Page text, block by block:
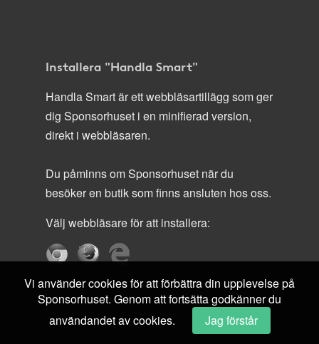
Installera "Handla Smart"
Handla Smart är ett webbläsartillägg som ger
dig Sponsorhuset i en minifierad version,
direkt i webbläsaren.
Du påminns om Sponsorhuset när du
besöker en butik som finns ansluten hos oss.
Välj webbläsare för att installera:
Vi använder cookies för att förbättra din upplevelse på
Sponsorhuset. Genom att fortsätta godkänner du
användandet av cookies.
Jag förstår